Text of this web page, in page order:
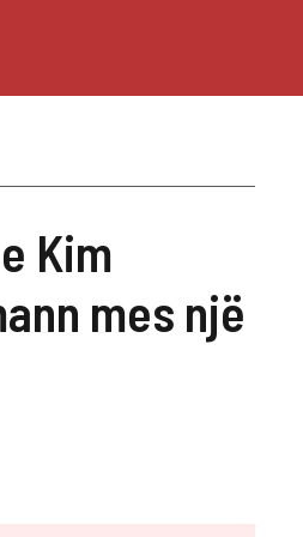
Kim
mes një